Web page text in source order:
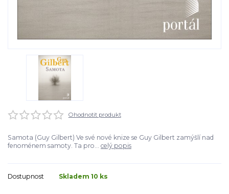
Ohodnotit produkt
Samota (Guy Gilbert) Ve své nové knize se Guy Gilbert zamýšlí nad
fenoménem samoty. Ta pro... celý popis
Dostupnost Skladem 10 ks